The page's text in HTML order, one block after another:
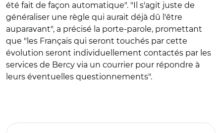
été fait de façon automatique". "Il s'agit juste de
généraliser une règle qui aurait déjà dû l'être
auparavant", a précisé la porte-parole, promettant
que "les Français qui seront touchés par cette
évolution seront individuellement contactés par les
services de Bercy via un courrier pour répondre à
leurs éventuelles questionnements".